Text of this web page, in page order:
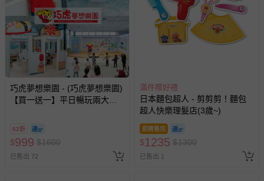
巧虎夢想樂園 - (巧虎夢想樂園)
【買一送一】平日暢玩兩大一
券使用
62折
$999 $1600
已售出 72
滿件贈好禮
日本麵包超人 - 剪剪剪！麵包
超人快樂理髮店(3歲~)
即將售完
$1235 $1300
已售出 1